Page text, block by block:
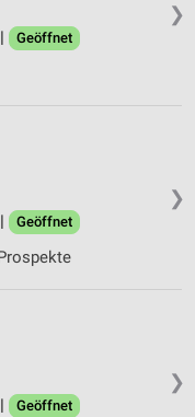
❯
Geöffnet
❯
Geöffnet
❯
Geöffnet